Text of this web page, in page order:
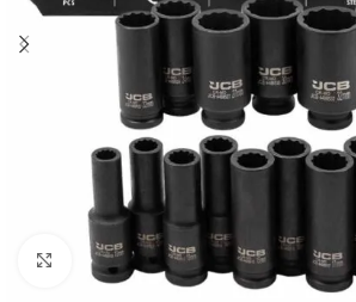
Click to enlarge